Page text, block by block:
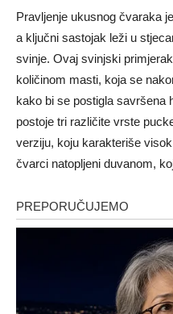
Pravljenje ukusnog čvaraka
a ključni sastojak leži u
svinje. Ovaj svinjski
količinom masti, koja se
kako bi se postigla savršena
postoje tri različite vrste
verziju, koju karakteriše
čvarci natopljeni duvanom,